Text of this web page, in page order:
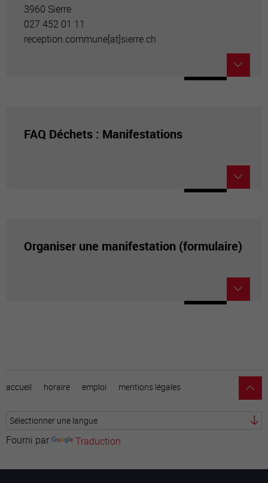
3960 Sierre
027 452 01 11
reception.commune[at]sierre.ch
FAQ Déchets : Manifestations
Organiser une manifestation (formulaire)
accueil horaire emploi mentions légales
Fourni par Traduction